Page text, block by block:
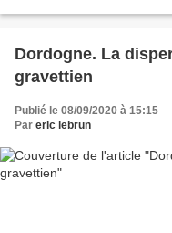
Dordogne. La
gravettien
Publié le 08/09/2020 à 15:15
Par eric lebrun